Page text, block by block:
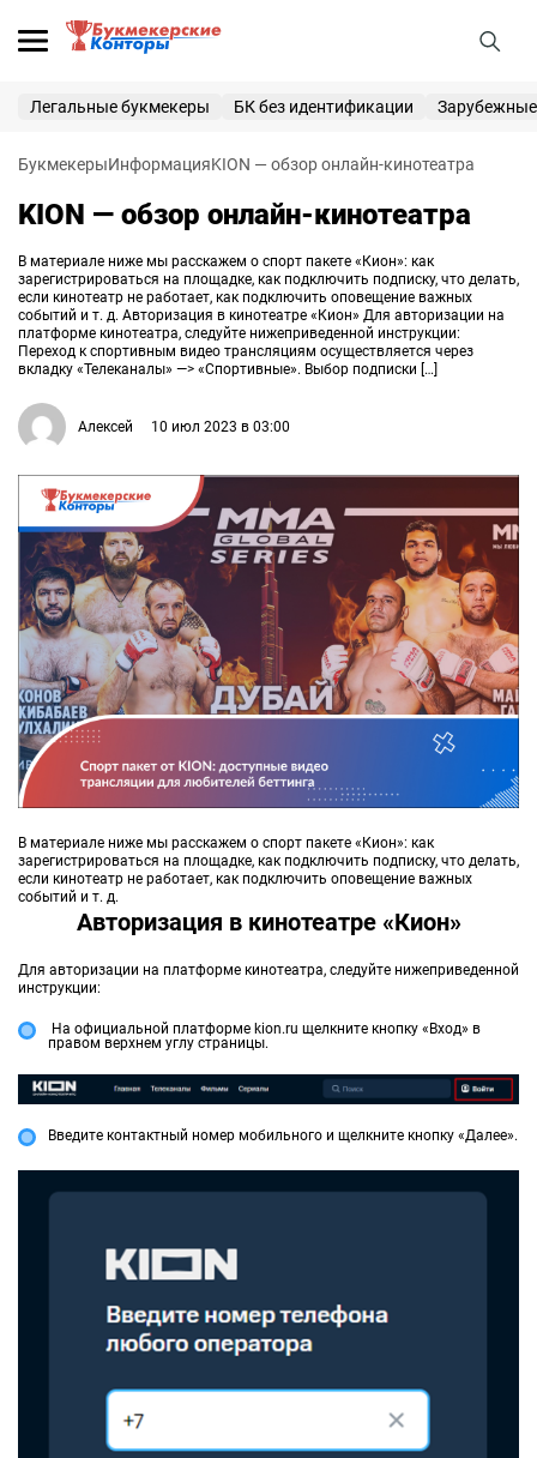
25 000 ₽
Букмекерские конторы
Приветственные бонусы
ВходРегистрация
Легальные букмекеры БК без идентификации
БукмекерыИнформацияKION — обзор онлайн-кинотеатра
KION — обзор онлайн-кинотеатра
В материале ниже мы расскажем о спорт пакете «Кион»: как
зарегистрироваться на площадке, как подключить подписку, что делать,
если кинотеатр не работает, как подключить оповещение важных
событий и т. д. Авторизация в кинотеатре «Кион» Для авторизации на
платформе кинотеатра, следуйте нижеприведенной инструкции:
Переход к спортивным видео трансляциям осуществляется через
вкладку «Телеканалы» —> «Спортивные». Выбор подписки […]
Алексей 10 июл 2023 в 03:00
В материале ниже мы расскажем о спорт пакете «Кион»: как
зарегистрироваться на площадке, как подключить подписку, что делать,
если кинотеатр не работает, как подключить оповещение важных
событий и т. д.
Авторизация в кинотеатре «Кион»
Для авторизации на платформе кинотеатра, следуйте нижеприведенной
инструкции:
На официальной платформе kion.ru щелкните кнопку «Вход» в
правом верхнем углу страницы.
Введите контактный номер мобильного и щелкните кнопку «Далее».